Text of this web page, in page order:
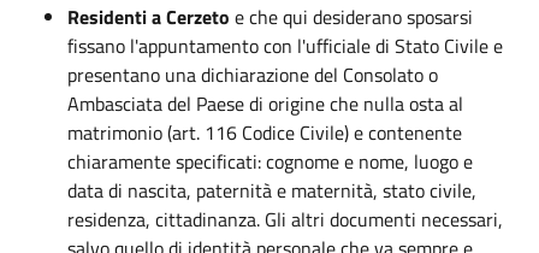
Residenti a Cerzeto e che qui desiderano sposarsi
fissano l'appuntamento con l'ufficiale di Stato Civile e
presentano una dichiarazione del Consolato o
Ambasciata del Paese di origine che nulla osta al
matrimonio (art. 116 Codice Civile) e contenente
chiaramente specificati: cognome e nome, luogo e
data di nascita, paternità e maternità, stato civile,
residenza, cittadinanza. Gli altri documenti necessari,